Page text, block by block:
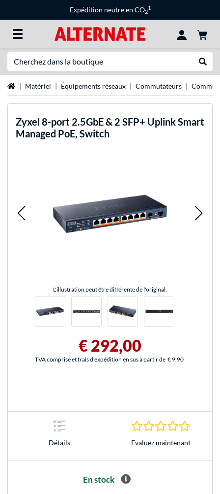
Expédition neutre en CO2
1
Page d'accueil
Matériel Équipements réseaux Commutateurs
Zyxel 8-port 2.5GbE & 2 SFP+ Uplink Smart
Managed PoE, Switch
L'illustration peut être différente de l'original.
€ 292,00
TVA comprise et frais d'expédition en sus à partir de € 9,90
Détails Evaluez maintenant
En stock